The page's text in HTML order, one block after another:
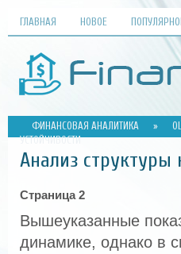
ГЛАВНАЯ НОВОЕ
ФИНАНСОВАЯ АНАЛИТИКА »
УСТОЙЧИВОСТИ
Анализ структуры
Страница 2
Вышеуказанные
динамике, однако в